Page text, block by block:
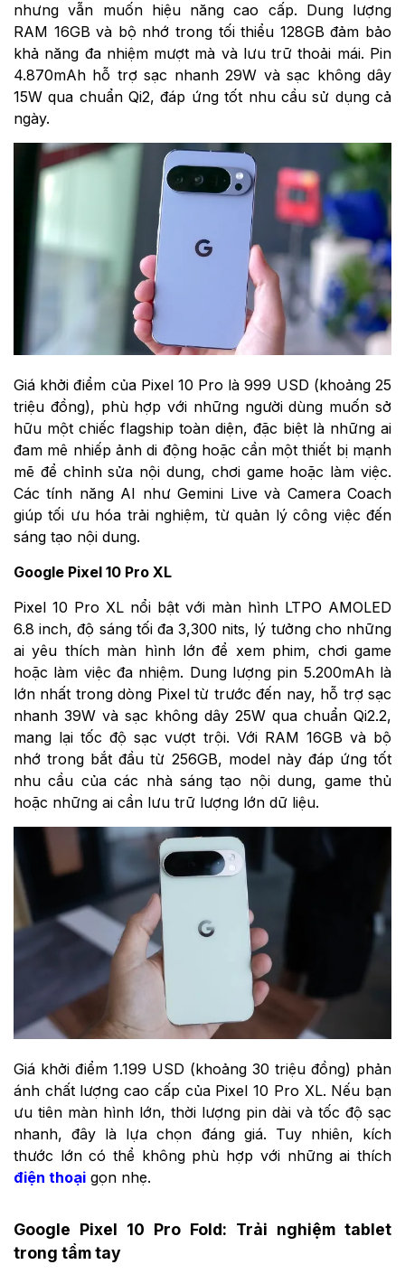
nhưng vẫn muốn hiệu năng cao cấp. Dung lượng
RAM 16GB và bộ nhớ trong tối thiểu 128GB đảm bảo
khả năng đa nhiệm mượt mà và lưu trữ thoải mái. Pin
4.870mAh hỗ trợ sạc nhanh 29W và sạc không dây
15W qua chuẩn Qi2, đáp ứng tốt nhu cầu sử dụng cả
ngày.
Giá khởi điểm của Pixel 10 Pro là 999 USD (khoảng 25
triệu đồng), phù hợp với những người dùng muốn sở
hữu một chiếc flagship toàn diện, đặc biệt là những ai
đam mê nhiếp ảnh di động hoặc cần một thiết bị mạnh
mẽ để chỉnh sửa nội dung, chơi game hoặc làm việc.
Các tính năng AI như Gemini Live và Camera Coach
giúp tối ưu hóa trải nghiệm, từ quản lý công việc đến
sáng tạo nội dung.
Google Pixel 10 Pro XL
Pixel 10 Pro XL nổi bật với màn hình LTPO AMOLED
6.8 inch, độ sáng tối đa 3,300 nits, lý tưởng cho những
ai yêu thích màn hình lớn để xem phim, chơi game
hoặc làm việc đa nhiệm. Dung lượng pin 5.200mAh là
lớn nhất trong dòng Pixel từ trước đến nay, hỗ trợ sạc
nhanh 39W và sạc không dây 25W qua chuẩn Qi2.2,
mang lại tốc độ sạc vượt trội. Với RAM 16GB và bộ
nhớ trong bắt đầu từ 256GB, model này đáp ứng tốt
nhu cầu của các nhà sáng tạo nội dung, game thủ
hoặc những ai cần lưu trữ lượng lớn dữ liệu.
Giá khởi điểm 1.199 USD (khoảng 30 triệu đồng) phản
ánh chất lượng cao cấp của Pixel 10 Pro XL. Nếu bạn
ưu tiên màn hình lớn, thời lượng pin dài và tốc độ sạc
nhanh, đây là lựa chọn đáng giá. Tuy nhiên, kích
thước lớn có thể không phù hợp với những ai thích
điện thoại gọn nhẹ.
Google Pixel 10 Pro Fold: Trải nghiệm tablet
trong tầm tay